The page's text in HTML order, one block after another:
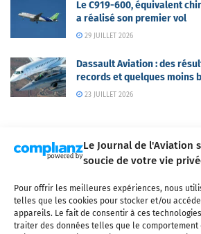
Le Journal de l'Aviation
soucie de votre vie
Pour offrir les meilleures expériences, nous
telles que les cookies pour stocker et/ou
appareils. Le fait de consentir à ces
traiter des données telles que le comportement
Le C919-600, équivalent
a réalisé son premier vol
29 JUILLET 2026
Dassault Aviation : des
records et quelques moins
23 JUILLET 2026
Qui sommes-nous ? Nous contacter
Mentions légales
CGV Politique de